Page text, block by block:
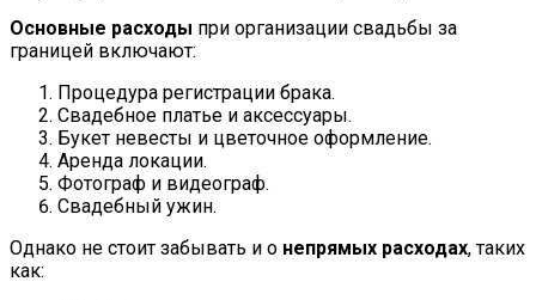
Основные расходы при организации свадьбы за
границей включают:
Процедура регистрации брака.
Свадебное платье и аксессуары.
Букет невесты и цветочное оформление.
Аренда локации.
Фотограф и видеограф.
Свадебный ужин.
Однако не стоит забывать и о непрямых расходах, таких
как: